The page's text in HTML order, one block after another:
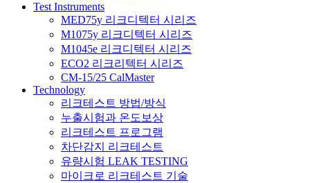
Test Instruments
MED75y 리크디텍터 시리즈
M1075y 리크디텍터 시리즈
M1045e 리크디텍터 시리즈
ECO2 리크리텍터 시리즈
CM-15/25 CalMaster
Technology
리크테스트 방법/방식
누출시험과 온도보상
리크테스트 프로그램
차단감지 리크테스트
유량시험 LEAK TESTING
마이크로 리크테스트 기술